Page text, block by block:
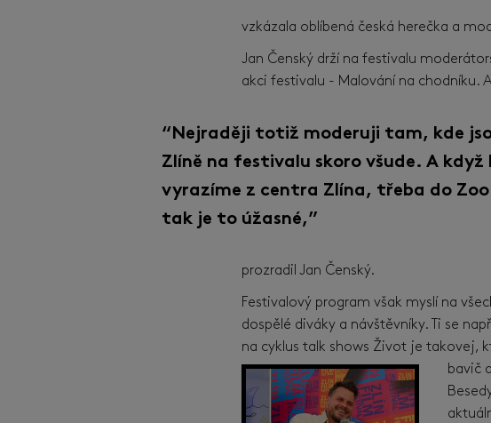
vzkázala oblíbená česká herečka a
Jan Čenský drží na festivalu
akci festivalu - Malování na chodníku.
“Nejraději totiž moderuji tam, kde
Zlíně na festivalu skoro všude. A
vyrazíme z centra Zlína, třeba do
tak je to úžasné,”
prozradil Jan Čenský.
Festivalový program však myslí na
dospělé diváky a návštěvníky. Ti se
na cyklus talk shows Život je takovej,
bavič